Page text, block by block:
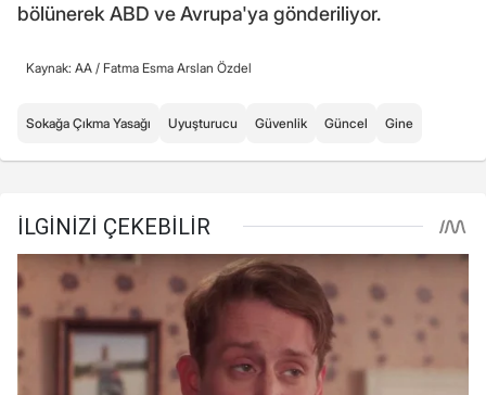
bölünerek ABD ve Avrupa'ya gönderiliyor.
Kaynak: AA / Fatma Esma Arslan Özdel
Sokağa Çıkma Yasağı Uyuşturucu Güvenlik Güncel Gine